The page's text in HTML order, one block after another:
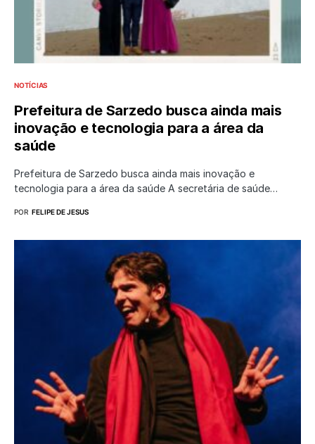
NOTÍCIAS
Prefeitura de Sarzedo busca ainda mais
inovação e tecnologia para a área da
saúde
Prefeitura de Sarzedo busca ainda mais inovação e
tecnologia para a área da saúde A secretária de saúde…
POR FELIPE DE JESUS